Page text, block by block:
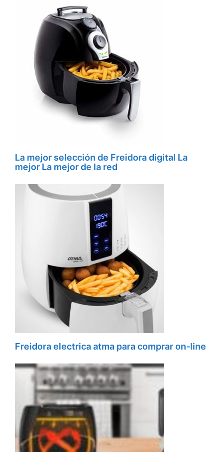
La mejor selección de Freidora digital La
mejor La mejor de la red
Freidora electrica atma para comprar on-line